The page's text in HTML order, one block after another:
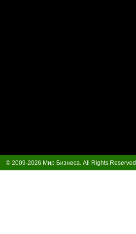
© 2009-2026 Мир Бизнеса. All Rights Reserved.